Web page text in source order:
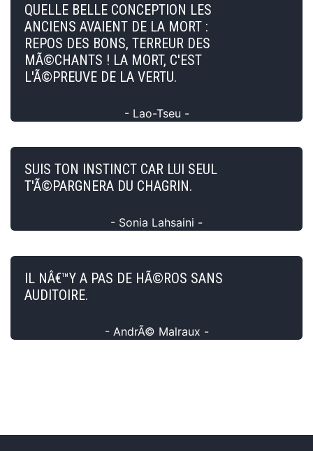
QUELLE BELLE CONCEPTION LES
ANCIENS AVAIENT DE LA MORT :
REPOS DES BONS, TERREUR DES
MÃ©CHANTS ! LA MORT, C'EST
L'Ã©PREUVE DE LA VERTU.
- Lao-Tseu -
SUIS TON INSTINCT CAR LUI SEUL
T'Ã©PARGNERA DU CHAGRIN.
- Sonia Lahsaini -
IL NÂ€™Y A PAS DE HÃ©ROS SANS
AUDITOIRE.
- AndrÃ© Malraux -